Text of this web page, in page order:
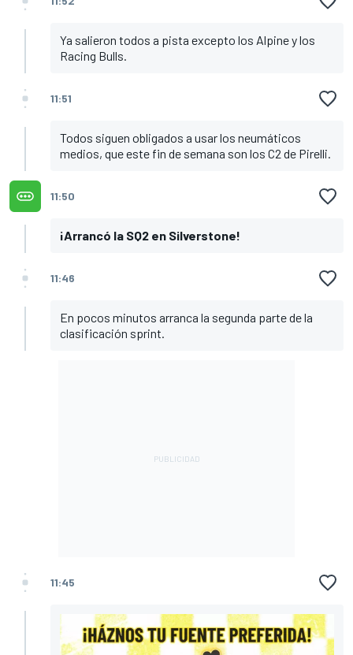
Ya salieron todos a pista excepto los Alpine y los
Racing Bulls.
11:51
Todos siguen obligados a usar los neumáticos
medios, que este fin de semana son los C2 de Pirelli.
11:50
¡Arrancó la SQ2 en Silverstone!
11:46
En pocos minutos arranca la segunda parte de la
clasificación sprint.
11:45